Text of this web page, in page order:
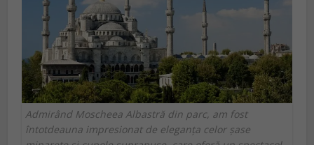
Admirând Moscheea Albastră din parc, am fost
întotdeauna impresionat de eleganța celor șase